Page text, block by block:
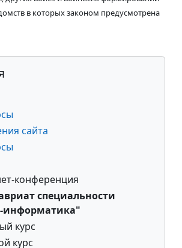
в которых законом предусмотрена
сайта
конференция
специальности
информатика"
курс
курс